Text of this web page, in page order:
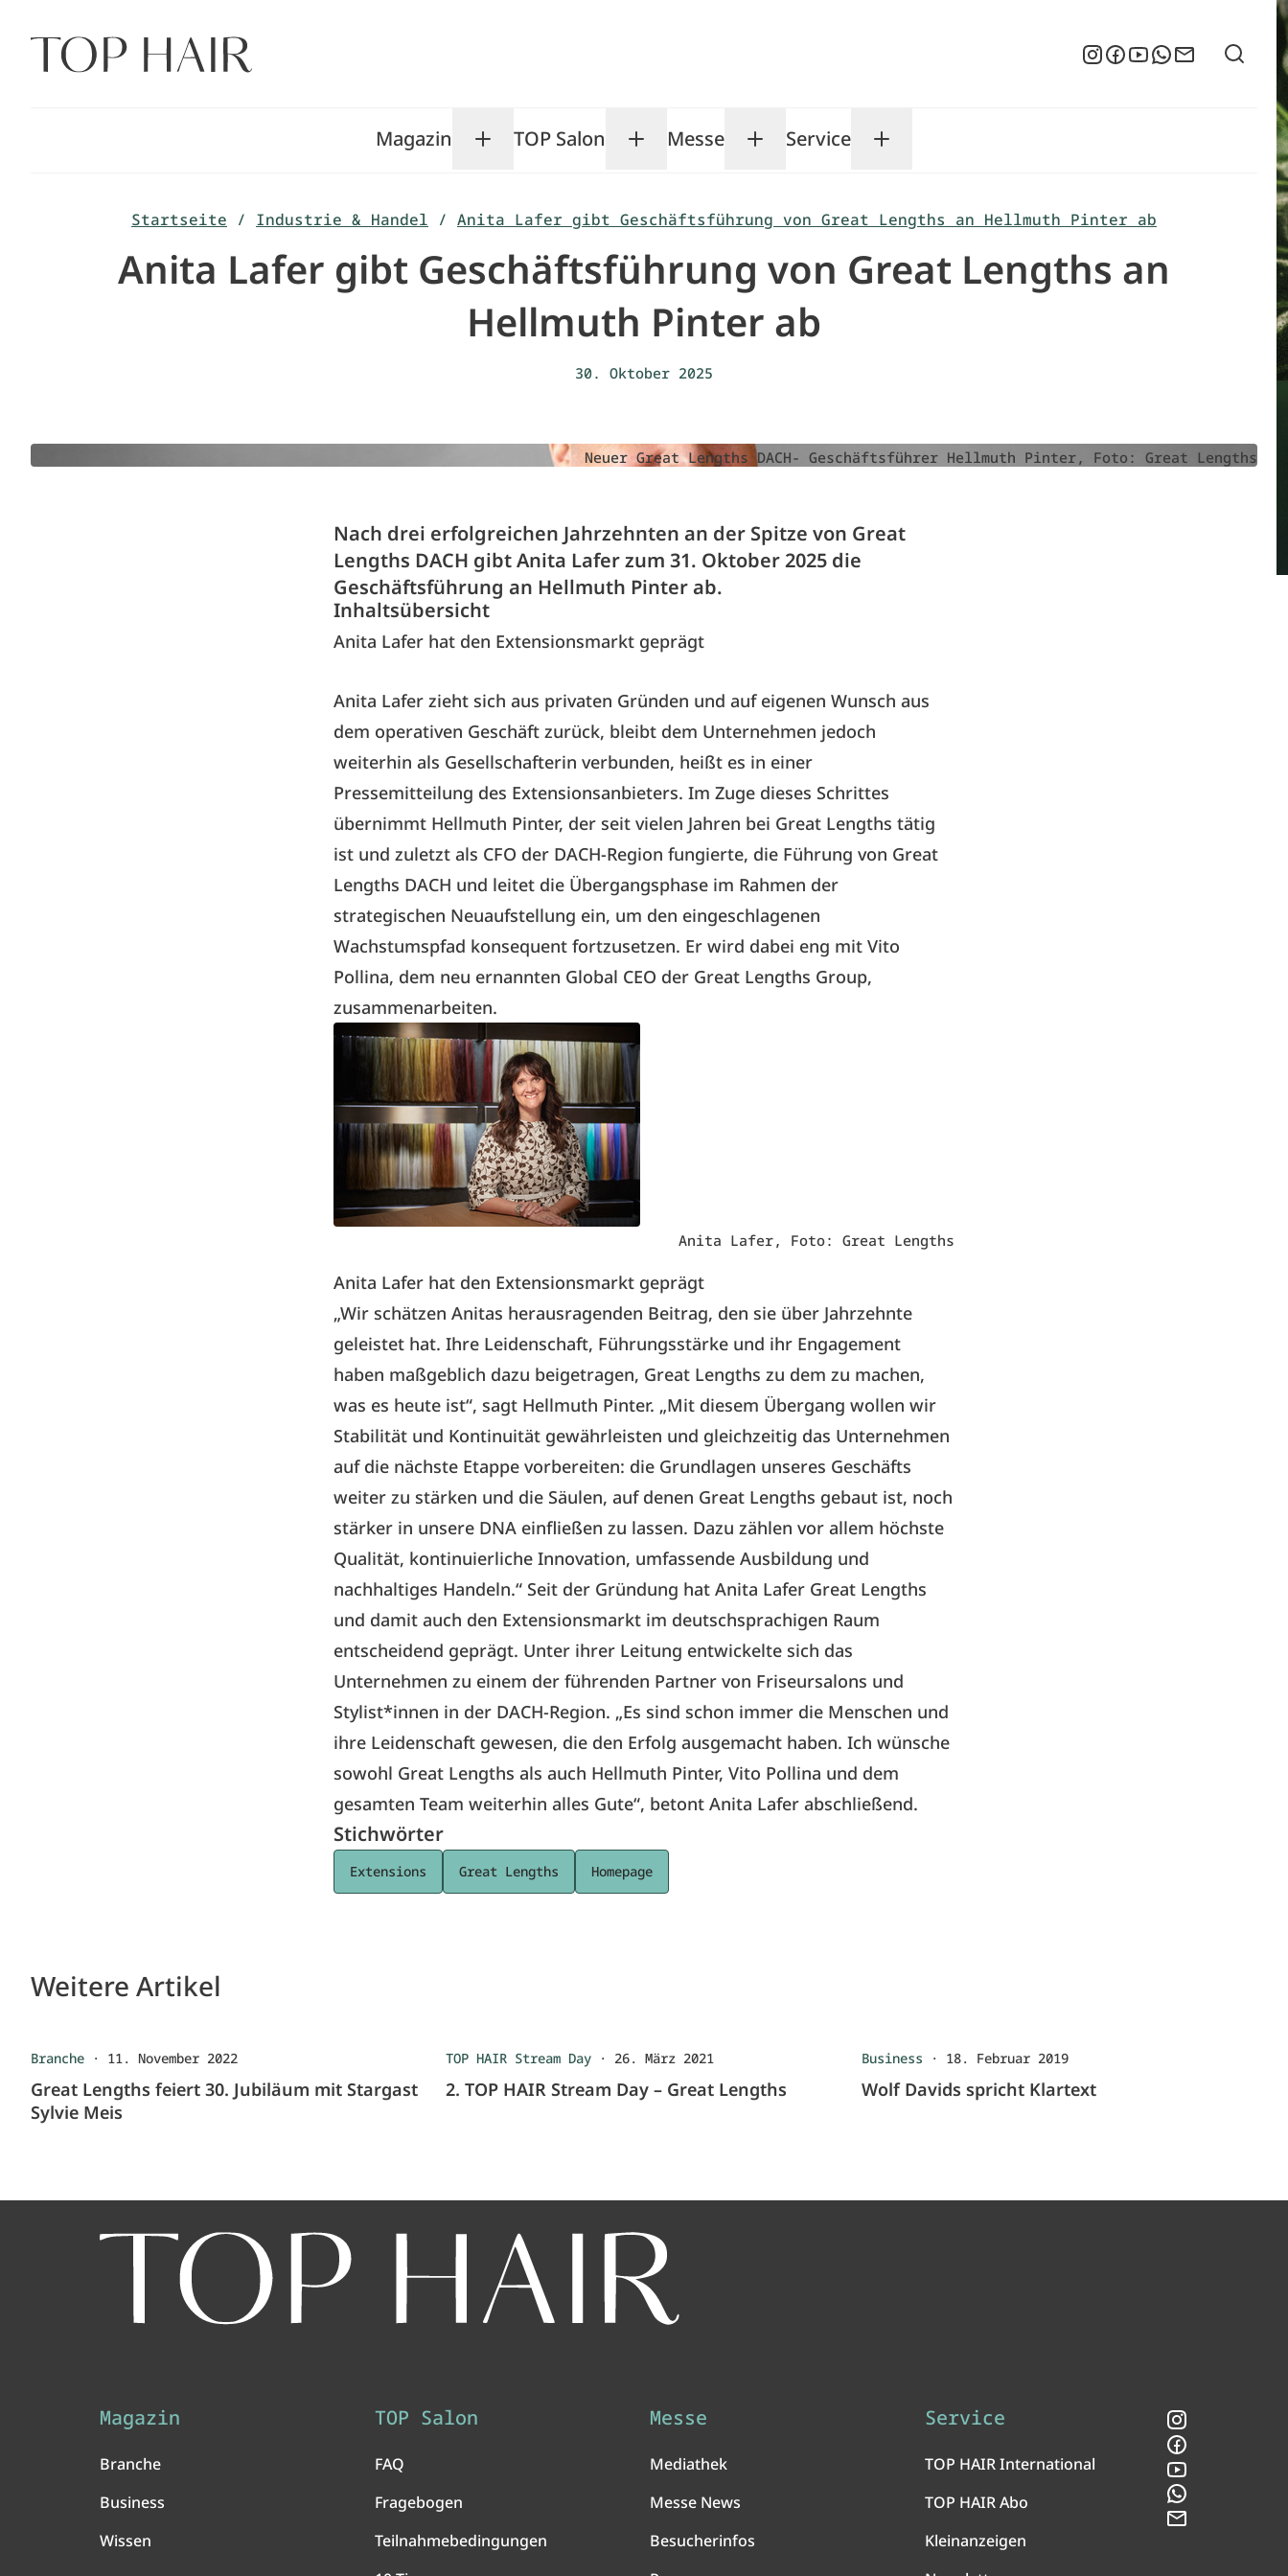
Inhalt
springen
Suche
Magazin Toggle Magazin submenu
TOP Salon Toggle TOP Salon submenu
Messe Toggle Messe submenu
Service Toggle Service submenu
Instagram
Facebook
YouTubeWhatsApp
Newsletter
Startseite / Industrie & Handel / Anita Lafer gibt Geschäftsführung von Great Lengths an Hellmuth Pinter ab
Anita Lafer gibt Geschäftsführung von Great Lengths an
Hellmuth Pinter ab
30. Oktober 2025
Neuer Great Lengths DACH- Geschäftsführer Hellmuth Pinter, Foto: Great Lengths
Nach drei erfolgreichen Jahrzehnten an der Spitze von Great
Lengths DACH gibt Anita Lafer zum 31. Oktober 2025 die
Geschäftsführung an Hellmuth Pinter ab.
Inhaltsübersicht
Anita Lafer hat den Extensionsmarkt geprägt
Anita Lafer zieht sich aus privaten Gründen und auf eigenen Wunsch aus
dem operativen Geschäft zurück, bleibt dem Unternehmen jedoch
weiterhin als Gesellschafterin verbunden, heißt es in einer
Pressemitteilung des Extensionsanbieters. Im Zuge dieses Schrittes
übernimmt Hellmuth Pinter, der seit vielen Jahren bei Great Lengths tätig
ist und zuletzt als CFO der DACH-Region fungierte, die Führung von Great
Lengths DACH und leitet die Übergangsphase im Rahmen der
strategischen Neuaufstellung ein, um den eingeschlagenen
Wachstumspfad konsequent fortzusetzen. Er wird dabei eng mit Vito
Pollina, dem neu ernannten Global CEO der Great Lengths Group,
zusammenarbeiten.
Anita Lafer, Foto: Great Lengths
Anita Lafer hat den Extensionsmarkt geprägt
„Wir schätzen Anitas herausragenden Beitrag, den sie über Jahrzehnte
geleistet hat. Ihre Leidenschaft, Führungsstärke und ihr Engagement
haben maßgeblich dazu beigetragen, Great Lengths zu dem zu machen,
was es heute ist“, sagt Hellmuth Pinter. „Mit diesem Übergang wollen wir
Stabilität und Kontinuität gewährleisten und gleichzeitig das Unternehmen
auf die nächste Etappe vorbereiten: die Grundlagen unseres Geschäfts
weiter zu stärken und die Säulen, auf denen Great Lengths gebaut ist, noch
stärker in unsere DNA einfließen zu lassen. Dazu zählen vor allem höchste
Qualität, kontinuierliche Innovation, umfassende Ausbildung und
nachhaltiges Handeln.“ Seit der Gründung hat Anita Lafer Great Lengths
und damit auch den Extensionsmarkt im deutschsprachigen Raum
entscheidend geprägt. Unter ihrer Leitung entwickelte sich das
Unternehmen zu einem der führenden Partner von Friseursalons und
Stylist*innen in der DACH-Region. „Es sind schon immer die Menschen und
ihre Leidenschaft gewesen, die den Erfolg ausgemacht haben. Ich wünsche
sowohl Great Lengths als auch Hellmuth Pinter, Vito Pollina und dem
gesamten Team weiterhin alles Gute“, betont Anita Lafer abschließend.
Stichwörter
Extensions Great Lengths Homepage
Weitere Artikel
Branche · 11. November 2022
Great Lengths feiert 30. Jubiläum mit Stargast
Sylvie Meis
TOP HAIR Stream Day · 26. März 2021
2. TOP HAIR Stream Day – Great Lengths
Business · 18. Februar 2019
Wolf Davids spricht Klartext
Magazin
Branche
Business
Wissen
TOP Salon
FAQ
Fragebogen
Teilnahmebedingungen
Messe
Mediathek
Messe News
Besucherinfos
Service
TOP HAIR International
TOP HAIR Abo
Kleinanzeigen